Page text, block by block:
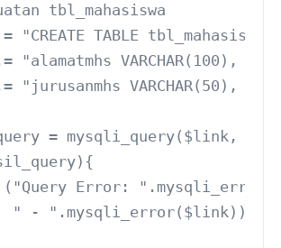
tbl_mahasiswa
= "CREATE TABLE tbl_mahasiswa
"alamatmhs VARCHAR(100),
"jurusanmhs VARCHAR(50),
= mysqli_query($link,
Error:
" - ".mysqli_error($link));